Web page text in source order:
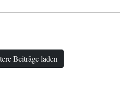
Beiträge laden